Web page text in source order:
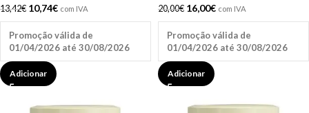
13,42€ 10,74€ com IVA
Promoção válida de
01/04/2026 até 30/08/2026
Adicionar
20,00€ 16,00€ com IVA
Promoção válida de
01/04/2026 até 30/08/2026
Adicionar